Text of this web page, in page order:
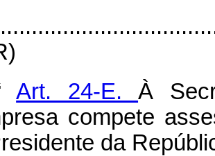
Art. 24-E.À
compete
da